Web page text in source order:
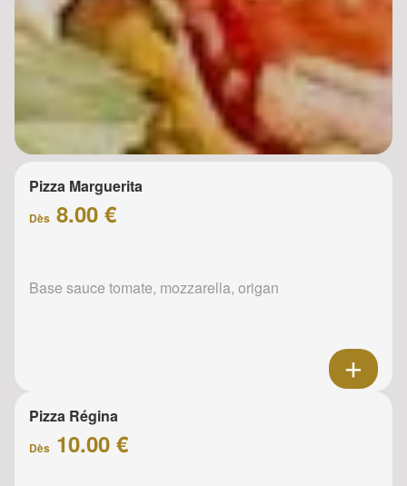
Pizza Marguerita
Dès 8.00 €
Base sauce tomate, mozzarella, origan
Pizza Régina
Dès 10.00 €